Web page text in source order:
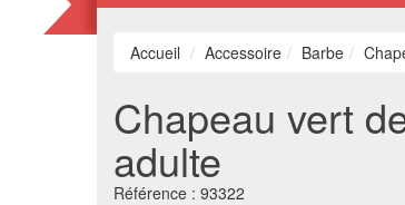
Accueil Accessoire Barbe
Chapeau vert
adulte
Référence : 93322